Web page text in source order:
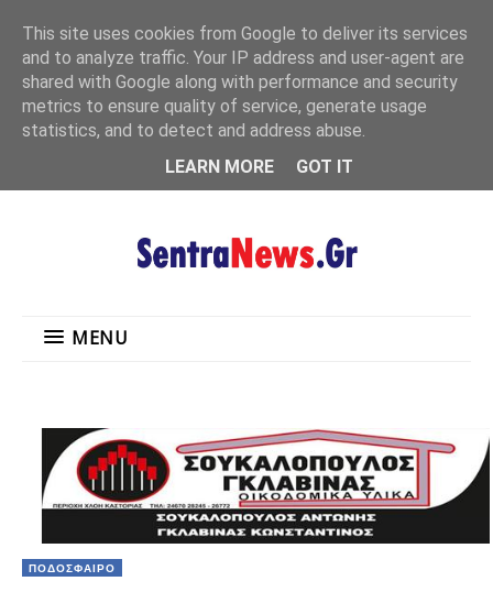
MENU
MENU
ΠΟΔΟΣΦΑΙΡΟ
This site uses cookies from Google to deliver its services
and to analyze traffic. Your IP address and user-agent are
shared with Google along with performance and security
metrics to ensure quality of service, generate usage
statistics, and to detect and address abuse.
LEARN MORE
GOT IT